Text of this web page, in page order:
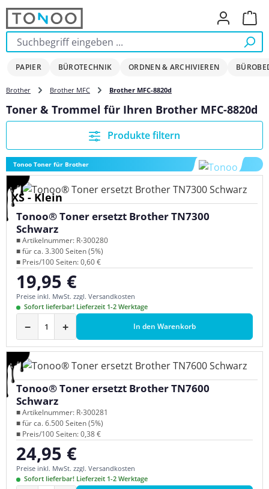
Zum Hauptinhalt springen
PAPIER BÜROTECHNIK ORDNEN & ARCHIVIEREN
Brother Brother MFC Brother MFC-8820d
Toner & Trommel für Ihren Brother MFC-8820d
Produkte filtern
Tonoo Toner für Brother
XS - Klein
Tonoo® Toner ersetzt Brother TN7300
Schwarz
■ Artikelnummer: R-300280
■ für ca. 3.300 Seiten (5%)
■ Preis/100 Seiten: 0,60 €
Regulärer Preis:
19,95 €
Preise inkl. MwSt. zzgl. Versandkosten
Sofort lieferbar! Lieferzeit 1-2 Werktage
− + In den Warenkorb
Tonoo® Toner ersetzt Brother TN7600
Schwarz
■ Artikelnummer: R-300281
■ für ca. 6.500 Seiten (5%)
■ Preis/100 Seiten: 0,38 €
Regulärer Preis:
24,95 €
Preise inkl. MwSt. zzgl. Versandkosten
Sofort lieferbar! Lieferzeit 1-2 Werktage